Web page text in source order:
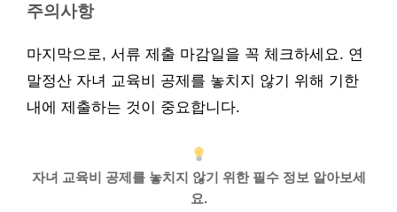
주의사항
마지막으로, 서류 제출 마감일을 꼭 체크하세요. 연
말정산 자녀 교육비 공제를 놓치지 않기 위해 기한
내에 제출하는 것이 중요합니다.
자녀 교육비 공제를 놓치지 않기 위한 필수 정보 알아보세
요.